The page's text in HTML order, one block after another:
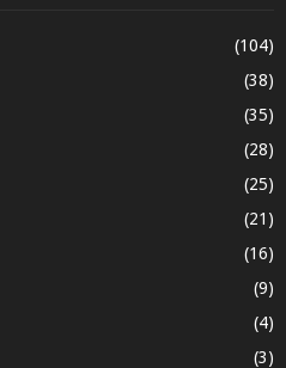
(104)
(38)
(35)
(28)
(25)
(21)
(16)
(9)
(4)
(3)